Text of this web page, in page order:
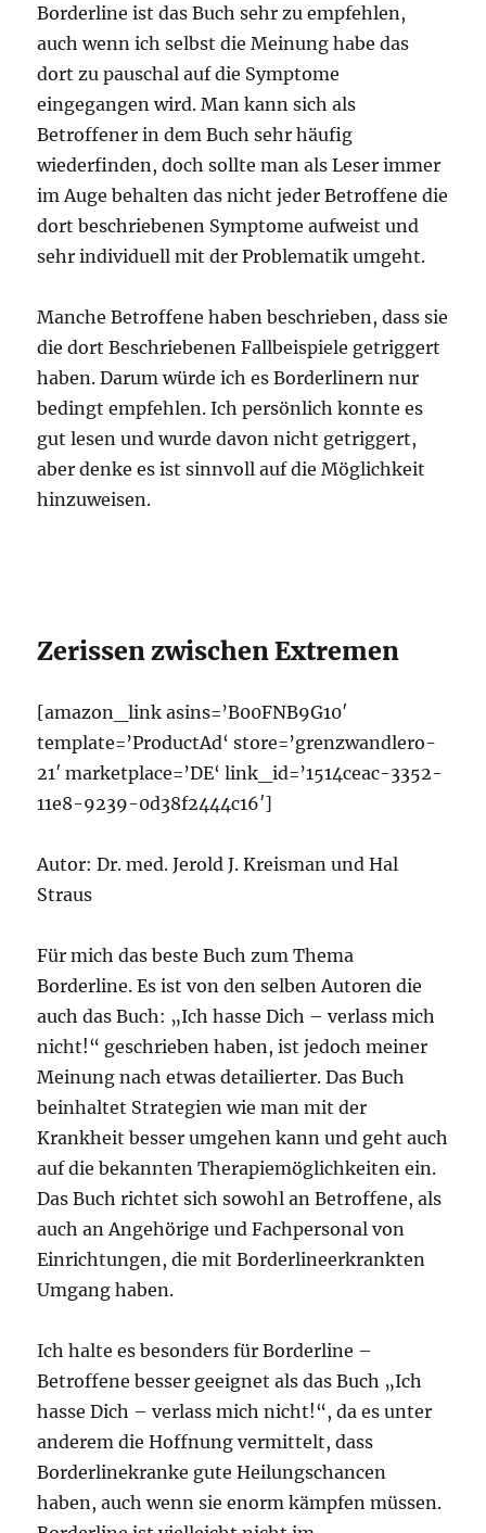
Borderline ist das Buch sehr zu empfehlen,
auch wenn ich selbst die Meinung habe das
dort zu pauschal auf die Symptome
eingegangen wird. Man kann sich als
Betroffener in dem Buch sehr häufig
wiederfinden, doch sollte man als Leser immer
im Auge behalten das nicht jeder Betroffene die
dort beschriebenen Symptome aufweist und
sehr individuell mit der Problematik umgeht.
Manche Betroffene haben beschrieben, dass sie
die dort Beschriebenen Fallbeispiele getriggert
haben. Darum würde ich es Borderlinern nur
bedingt empfehlen. Ich persönlich konnte es
gut lesen und wurde davon nicht getriggert,
aber denke es ist sinnvoll auf die Möglichkeit
hinzuweisen.
Zerissen zwischen Extremen
[amazon_link asins=’B00FNB9G10′
template=’ProductAd‘ store=’grenzwandlero-
21′ marketplace=’DE‘ link_id=’1514ceac-3352-
11e8-9239-0d38f2444c16′]
Autor: Dr. med. Jerold J. Kreisman und Hal
Straus
Für mich das beste Buch zum Thema
Borderline. Es ist von den selben Autoren die
auch das Buch: „Ich hasse Dich – verlass mich
nicht!“ geschrieben haben, ist jedoch meiner
Meinung nach etwas detailierter. Das Buch
beinhaltet Strategien wie man mit der
Krankheit besser umgehen kann und geht auch
auf die bekannten Therapiemöglichkeiten ein.
Das Buch richtet sich sowohl an Betroffene, als
auch an Angehörige und Fachpersonal von
Einrichtungen, die mit Borderlineerkrankten
Umgang haben.
Ich halte es besonders für Borderline –
Betroffene besser geeignet als das Buch „Ich
hasse Dich – verlass mich nicht!“, da es unter
anderem die Hoffnung vermittelt, dass
Borderlinekranke gute Heilungschancen
haben, auch wenn sie enorm kämpfen müssen.